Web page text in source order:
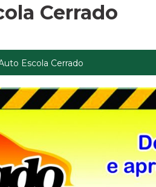
Cerrado
Escola Cerrado